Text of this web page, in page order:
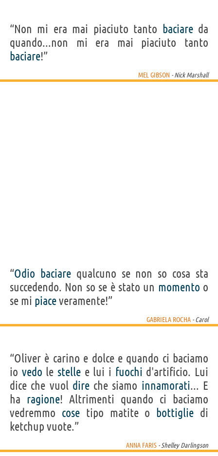
“Non mi era mai piaciuto tanto baciareda
quando...non mi era mai piaciuto tanto
baciare!”
MEL GIBSON - Nick Marshall
“Odio baciarequalcuno se non so cosa sta
succedendo. Non so se è stato un momento o
se mi piaceveramente!”
GABRIELA ROCHA - Carol
“Oliver è carino e dolce e quando ci baciamo
io vedo le stelle e lui i fuochi d'artificio. Lui
dice che vuol direche siamo innamorati... E
ha ragione! Altrimenti quando ci baciamo
vedremmo cosetipo matite o bottiglie di
ketchup vuote.”
ANNA FARIS - Shelley Darlingson